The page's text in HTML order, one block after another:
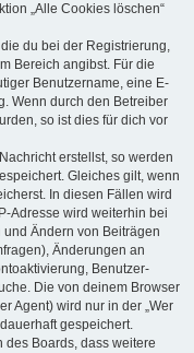
„Alle Cookies löschen“
du bei der Registrierung,
Bereich angibst. Für die
Benutzername, eine E-
Wenn durch den Betreiber
so ist dies für dich vor
erstellst, so werden
Gleiches gilt, wenn
In diesen Fällen wird
Adresse wird weiterhin bei
Ändern von Beiträgen
Änderungen an
Benutzer-
Die von deinem Browser
Agent) wird nur in der „Wer
gespeichert.
Boards, dass weitere